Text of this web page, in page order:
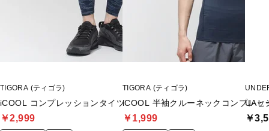
TIGORA (ティゴラ)
iCOOL コンプレッションタイツ
￥2,999
TIGORA (ティゴラ)
iCOOL 半袖クルーネックコンプレッ
￥1,999
UAヒ
￥